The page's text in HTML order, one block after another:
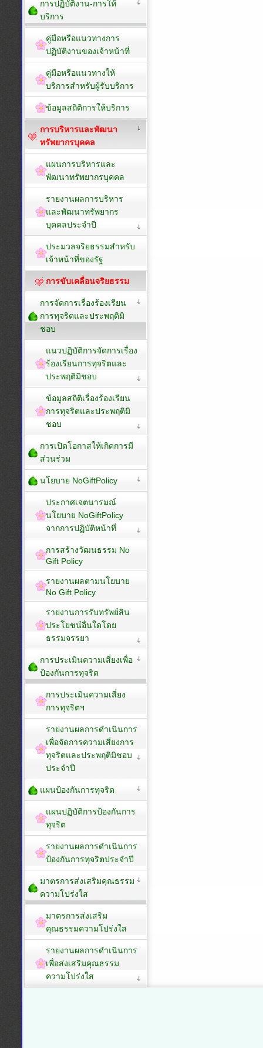
การปฏิบัติงาน-การให้
บริการ
คู่มือหรือแนวทางการ
ปฏิบัติงานของเจ้าหน้าที่
คู่มือหรือแนวทางให้
บริการสำหรับผู้รับบริการ
ข้อมูลสถิติการให้บริการ
การบริหารและพัฒนา
ทรัพยากรบุคคล
แผนการบริหารและ
พัฒนาทรัพยากรบุคคล
รายงานผลการบริหาร
และพัฒนาทรัพยากร
บุคคลประจำปี
ประมวลจริยธรรมสำหรับ
เจ้าหน้าที่ของรัฐ
การขับเคลื่อนจริยธรรม
การจัดการเรื่องร้องเรียน
การทุจริตและประพฤติมิ
ชอบ
แนวปฏิบัติการจัดการเรื่อง
ร้องเรียนการทุจริตและ
ประพฤติมิชอบ
ข้อมูลสถิติเรื่องร้องเรียน
การทุจริตและประพฤติมิ
ชอบ
การเปิดโอกาสให้เกิดการมี
ส่วนร่วม
นโยบาย NoGiftPolicy
ประกาศเจตนารมณ์
นโยบาย NoGiftPolicy
จากการปฏิบัติหน้าที่
การสร้างวัฒนธรรม No
Gift Policy
รายงานผลตามนโยบาย
No Gift Policy
รายงานการรับทรัพย์สิน
ประโยชน์อื่นใดโดย
ธรรมจรรยา
การประเมินความเสี่ยงเพื่อ
ป้องกันการทุจริต
การประเมินความเสี่ยง
การทุจริตฯ
รายงานผลการดำเนินการ
เพื่อจัดการความเสี่ยงการ
ทุจริตและประพฤติมิชอบ
ประจำปี
แผนป้องกันการทุจริต
แผนปฏิบัติการป้องกันการ
ทุจริต
รายงานผลการดำเนินการ
ป้องกันการทุจริตประจำปี
มาตรการส่งเสริมคุณธรรม
ความโปร่งใส
มาตรการส่งเสริม
คุณธรรมความโปร่งใส
รายงานผลการดำเนินการ
เพื่อส่งเสริมคุณธรรม
ความโปร่งใส